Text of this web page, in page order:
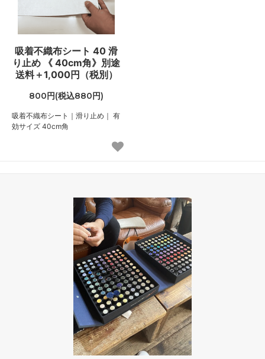
吸着不織布シート 40 滑
り止め 《 40cm角》別途
送料＋1,000円（税別）
800円(税込880円)
吸着不織布シート｜滑り止め｜ 有
効サイズ 40cm角